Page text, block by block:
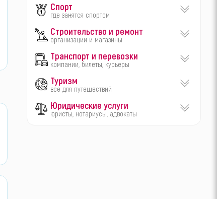
Спорт
где занятся спортом
Строительство и ремонт
организации и магазины
Транспорт и перевозки
компании, билеты, курьеры
Туризм
все для путешествий
Юридические услуги
юристы, нотариусы, адвокаты